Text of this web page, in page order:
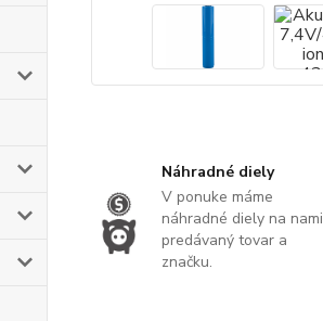
Náhradné diely
V ponuke máme
náhradné diely na nami
predávaný tovar a
značku.